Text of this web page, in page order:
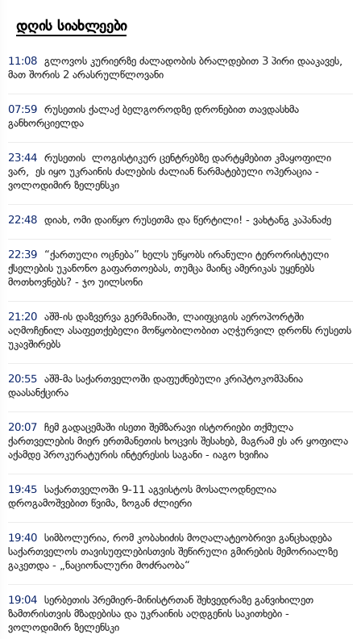
დღის სიახლეები
11:08 გლოვოს კურიერზე ძალადობის ბრალდებით 3 პირი დააკავეს,
მათ შორის 2 არასრულწლოვანი
07:59 რუსეთის ქალაქ ბელგოროდზე დრონებით თავდასხმა
განხორციელდა
23:44 რუსეთის ლოგისტიკურ ცენტრებზე დარტყმებით კმაყოფილი
ვარ, ეს იყო უკრაინის ძალების ძალიან წარმატებული ოპერაცია -
ვოლოდიმირ ზელენსკი
22:48 დიახ, ომი დაიწყო რუსეთმა და წერტილი! - ვახტანგ კაპანაძე
22:39
“ქართული ოცნება” ხელს უწყობს ირანული ტერორისტული
ქსელების უკანონო გაფართოებას, თუმცა მაინც ამერიკას უყენებს
მოთხოვნებს? - ჯო უილსონი
21:20 აშშ-ის დაზვერვა გერმანიაში, ლაიფციგის აეროპორტში
აღმოჩენილ ასაფეთქებელი მოწყობილობით აღჭურვილ დრონს რუსეთს
უკავშირებს
20:55 აშშ-მა საქართველოში დაფუძნებული კრიპტოკომპანია
დაასანქცირა
20:07 ჩემ გადაცემაში ისეთი შემზარავი ისტორიები თქმულა
ქართველების მიერ ერთმანეთის ხოცვის შესახებ, მაგრამ ეს არ ყოფილა
აქამდე პროკურატურის ინტერესის საგანი - იაგო ხვიჩია
19:45 საქართველოში 9-11 აგვისტოს მოსალოდნელია
დროგამოშვებით წვიმა, ზოგან ძლიერი
19:40 სიმბოლურია, რომ კობახიძის მოღალატეობრივი განცხადება
საქართველოს თავისუფლებისთვის შეწირული გმირების მემორიალზე
გაკეთდა - „ნაციონალური მოძრაობა“
19:04 სერბეთის პრემიერ-მინისტრთან შეხვედრაზე განვიხილეთ
ზამთრისთვის მზადებისა და უკრაინის აღდგენის საკითხები -
ვოლოდიმირ ზელენსკი